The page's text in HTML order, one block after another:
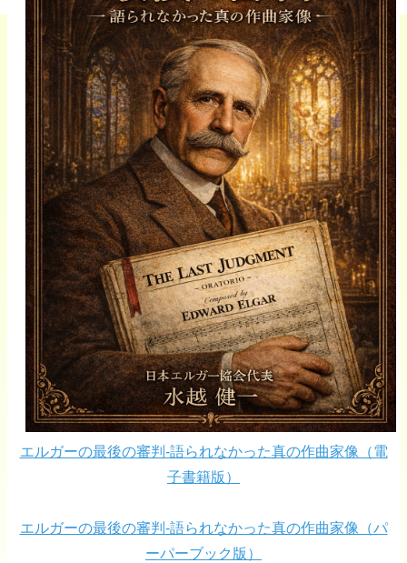
エルガーの最後の審判-語られなかった真の作曲家像（電
子書籍版）
エルガーの最後の審判-語られなかった真の作曲家像（パ
ーパーブック版）